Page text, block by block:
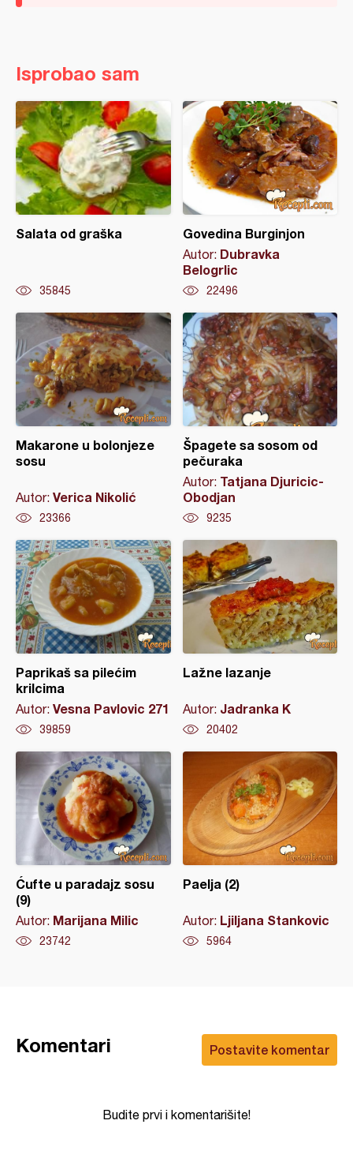
Isprobao sam
Salata od graška
35845
Govedina Burginjon
Autor: Dubravka
Belogrlic
22496
Makarone u bolonjeze
sosu
Autor: Verica Nikolić
23366
Špagete sa sosom od
pečuraka
Autor: Tatjana Djuricic-
Obodjan
9235
Paprikaš sa pilećim
krilcima
Autor: Vesna Pavlovic 271
39859
Lažne lazanje
Autor: Jadranka K
20402
Ćufte u paradajz sosu
(9)
Autor: Marijana Milic
23742
Paelja (2)
Autor: Ljiljana Stankovic
5964
Postavite komentar
Komentari
Budite prvi i komentarišite!